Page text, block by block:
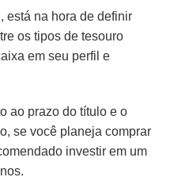
está na hora de definir
os tipos de tesouro
em seu perfil e
ao prazo do título e o
se você planeja comprar
investir em um